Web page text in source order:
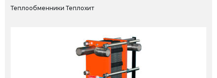
Теплообменники Теплохит